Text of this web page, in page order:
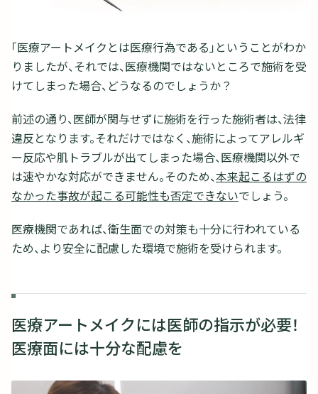
「医療アートメイクとは医療行為である」ということがわか
りましたが、それでは、医療機関ではないところで施術を受
けてしまった場合、どうなるのでしょうか？
前述の通り、医師が関与せずに施術を行った施術者は、法律
違反となります。それだけではなく、施術によってアレルギ
ー反応や肌トラブルが出てしまった場合、医療機関以外で
は速やかな対応ができません。そのため、本来起こるはずの
なかった事故が起こる可能性も否定できないでしょう。
医療機関であれば、衛生面での対策も十分に行われている
ため、より安全に配慮した環境で施術を受けられます。
医療アートメイクには医師の指示が必要！
医療面には十分な配慮を